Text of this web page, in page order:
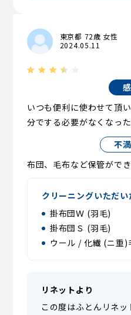
東京都 72歳 女性
2024.05.11
いつも便利に使わせて頂
分でする必要がなくなっ
不
布団、毛布など保管がで
クリーニングいただ
掛布団Ｗ (羽毛)
掛布団Ｓ (羽毛)
ウール / 化繊 (ニ重)
リネットより
この度はふとんリネ